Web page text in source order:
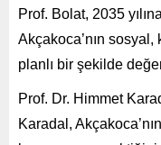
Prof. Bolat, 2035
Akçakoca’nın
planlı bir şekilde
Prof. Dr. Himmet
Karadal,